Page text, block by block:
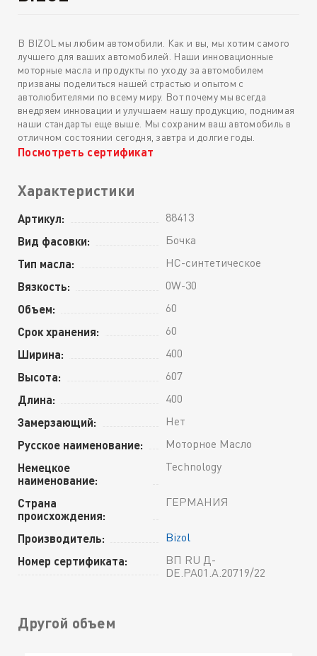
В BIZOL мы любим автомобили. Как и вы, мы хотим самого
лучшего для ваших автомобилей. Наши инновационные
моторные масла и продукты по уходу за автомобилем
призваны поделиться нашей страстью и опытом с
автолюбителями по всему миру. Вот почему мы всегда
внедряем инновации и улучшаем нашу продукцию, поднимая
наши стандарты еще выше. Мы сохраним ваш автомобиль в
отличном состоянии сегодня, завтра и долгие годы.
Посмотреть сертификат
Характеристики
Артикул: 88413
Вид фасовки: Бочка
Тип масла: HC-синтетическое
Вязкость: 0W-30
Объем: 60
Срок хранения: 60
Ширина: 400
Высота: 607
Длина: 400
Замерзающий: Нет
Русское наименование: Моторное Масло
Немецкое
наименование:
Technology
Страна
происхождения:
ГЕРМАНИЯ
Производитель: Bizol
Номер сертификата:
ВП RU Д-
DE.РА01.А.20719/22
Другой объем